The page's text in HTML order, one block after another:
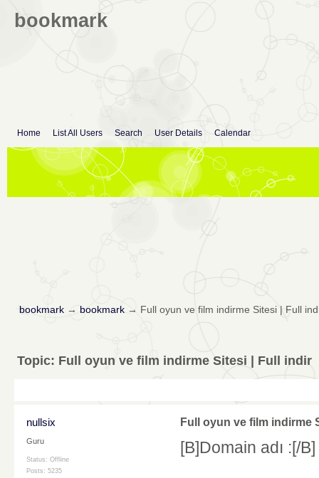
bookmark
Home List All Users Search User Details Calendar
bookmark→ bookmark→ Full oyun ve film indirme Sitesi | Full
Topic: Full oyun ve film indirme Sitesi | Full indir
nullsix
Guru
Status: Offline
Posts: 5235
Full oyun ve film indirme
[B]Domain adı :[/